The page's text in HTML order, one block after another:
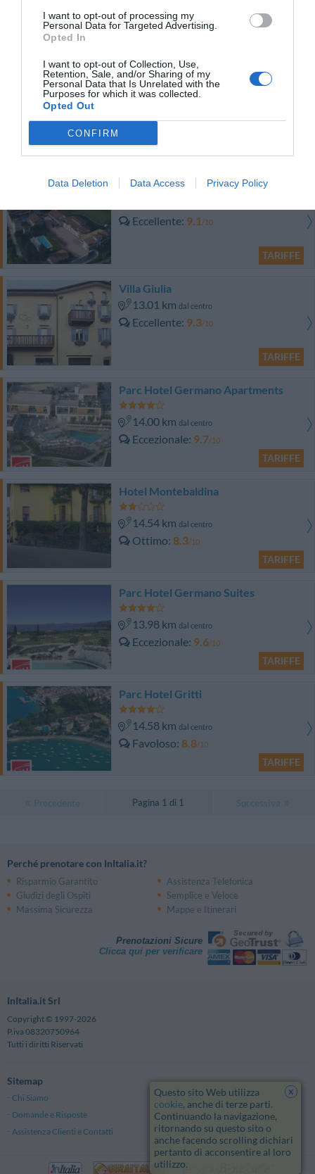
I want to opt-out of processing my
Personal Data for Targeted Advertising.
Opted In
I want to opt-out of Collection, Use,
Retention, Sale, and/or Sharing of my
Personal Data that Is Unrelated with the
Purposes for which it was collected.
Opted Out
CONFIRM
Data Deletion Data Access Privacy Policy
0 Recensioni
Villenpark Sanghen
6.26 kmdal centro
TARIFFE
Il Colombaro
Eccellente 9.1/10
TARIFFE
Villa Giulia
13.01 km dal centro
Eccellente 9.3/10
TARIFFE
Parc Hotel Germano Apartments
14.00 km dal centro
Eccezionale 9.7/10
TARIFFE
Hotel Montebaldina
14.54 km dal centro
Ottimo 8.3/10
TARIFFE
Parc Hotel Germano Suites
13.98 km dal centro
Eccezionale 9.6/10
TARIFFE
Parc Hotel Gritti
14.58 km dal centro
Favoloso 8.8/10
TARIFFE
Pagina 1 di 1
Perché prenotare con InItalia.it?
Risparmio Garantito
Assistenza Telefonica
Giudizi degli Ospiti
Semplice e Veloce
Massima Sicurezza
Mappe e Itinerari
Prenotazioni Sicure
Clicca qui per verificare
InItalia.it Srl
Copyright © 1997-2026
P.iva 08320750964
Tutti i diritti Riservati
Sitemap
Chi Siamo
Note Legali
Domande e Risposte
Privacy
Assistenza Clienti e Contatti
Termini e Condizioni generali
x
Questo sito Web utilizza
cookie, anche di terze parti.
Continuando la navigazione,
ritornando su questo sito o
anche facendo scrolling dichiari
pertanto di acconsentire al loro
utilizzo.